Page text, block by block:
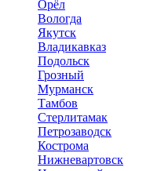
Орёл
Вологда
Якутск
Владикавказ
Подольск
Грозный
Мурманск
Тамбов
Стерлитамак
Петрозаводск
Кострома
Нижневартовск